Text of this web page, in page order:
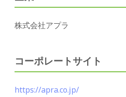
株式会社アプラ
コーポレートサイト
https://apra.co.jp/